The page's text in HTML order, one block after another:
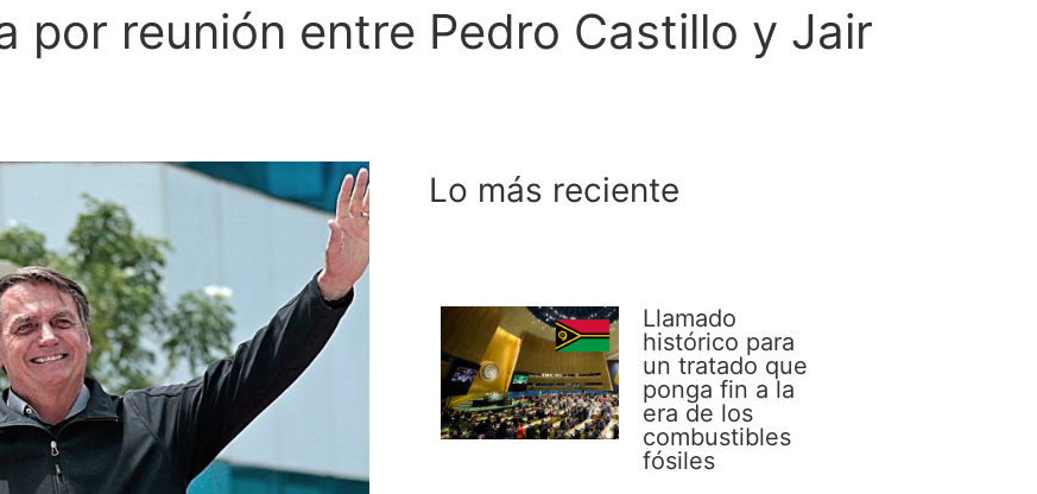
por reunión entre Pedro Castillo y Jair
Lo más reciente
Llamado
histórico para
un tratado que
ponga fin a la
era de los
combustibles
fósiles